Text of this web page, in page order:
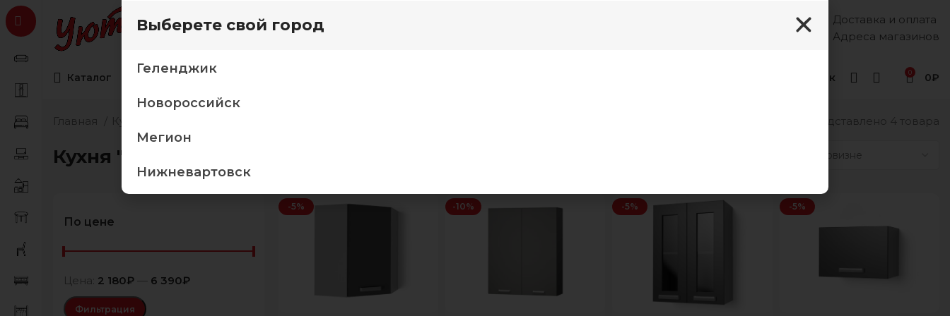
Доставка и оплата
Адреса магазинов
Каталог Коллекции мебели Геленджик 0 0₽
Главная Кухня Представлено 4 товара
Кухня "Бомбей"
По цене
Фильтрация
Цена: 2 180₽ — 6 390₽
-5% -10% -5% -5%
Выберете свой город
Геленджик
Новороссийск
Мегион
Нижневартовск